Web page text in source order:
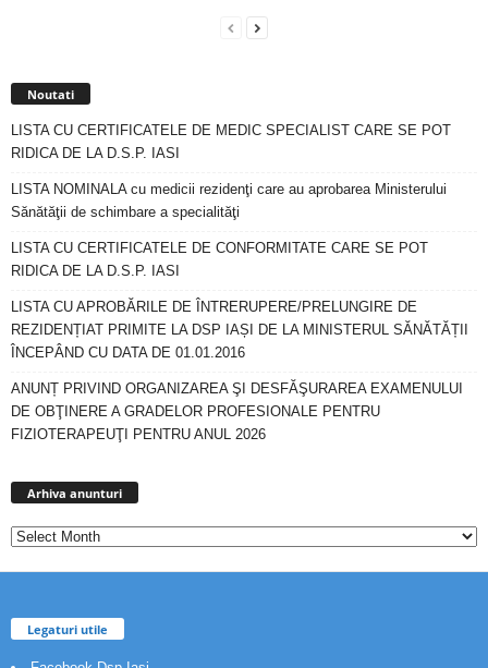
Noutati
LISTA CU CERTIFICATELE DE MEDIC SPECIALIST CARE SE POT
RIDICA DE LA D.S.P. IASI
LISTA NOMINALA cu medicii rezidenţi care au aprobarea Ministerului
Sănătăţii de schimbare a specialităţi
LISTA CU CERTIFICATELE DE CONFORMITATE CARE SE POT
RIDICA DE LA D.S.P. IASI
LISTA CU APROBĂRILE DE ÎNTRERUPERE/PRELUNGIRE DE
REZIDENȚIAT PRIMITE LA DSP IAȘI DE LA MINISTERUL SĂNĂTĂȚII
ÎNCEPÂND CU DATA DE 01.01.2016
ANUNȚ PRIVIND ORGANIZAREA ŞI DESFĂŞURAREA EXAMENULUI
DE OBŢINERE A GRADELOR PROFESIONALE PENTRU
FIZIOTERAPEUŢI PENTRU ANUL 2026
Arhiva anunturi
Legaturi utile